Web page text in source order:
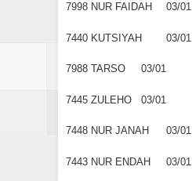
7998 NUR FAIDAH 03/01
7440 KUTSIYAH 03/01
7988 TARSO 03/01
7445 ZULEHO 03/01
7448 NUR JANAH 03/01
7443 NUR ENDAH 03/01